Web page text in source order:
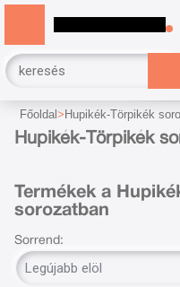
Főoldal Hupikék-Törpikék
Hupikék-Törpikék
Termékek a
sorozatban
Sorrend: